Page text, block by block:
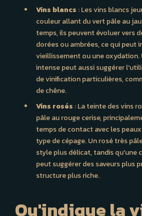
Vins blancs : Les vins blancs
couleur allant du vert pâle au
temps, ils peuvent évoluer vers
dorées ou ambrées, ce qui peut
vieillissement ou une oxydation.
intense peut aussi suggérer
de vinification particulières,
de chêne.
Vins rosés : La teinte des vins
pâle au rouge cerise,
temps de contact avec les
type de cépage. Un rosé très
style plus délicat, tandis qu'une
peut suggérer des saveurs plus
structure plus riche.
Qu'indique la